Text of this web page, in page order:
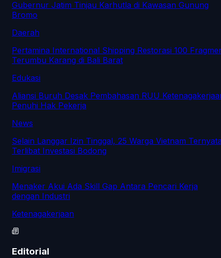
Gubernur Jatim Tinjau Karhutla di Kawasan Gunung
Bromo
Daerah
Pertamina International Shipping Restorasi 100
Terumbu Karang di Bali Barat
Edukasi
Aliansi Buruh Desak Pembahasan RUU
Penuhi Hak Pekerja
News
Selain Langgar Izin Tinggal, 25 Warga Vietnam
Terlibat Investasi Bodong
Imigrasi
Menaker Akui Ada Skill Gap Antara Pencari Kerja
dengan Industri
Ketenagakerjaan
Editorial